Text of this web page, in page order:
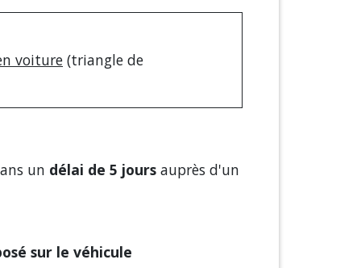
voiture (triangle de
un délai de 5 jours auprès d'un
sur le véhicule